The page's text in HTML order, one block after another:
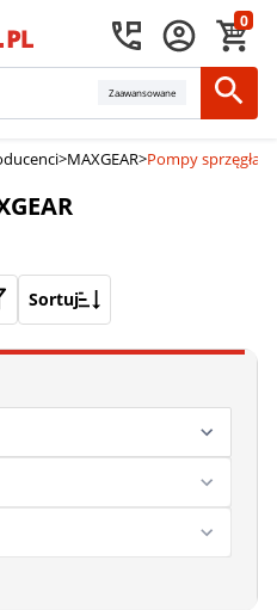
0
Zaawansowane
>MAXGEAR>Pompy sprzęgła
Sortuj